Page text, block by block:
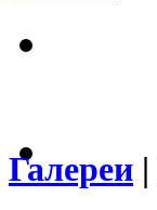
Галереи |